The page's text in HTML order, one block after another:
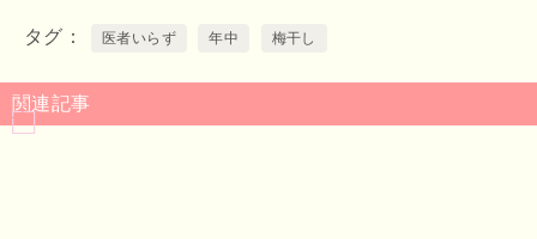
タグ 医者いらず 年中 梅干し
関連記事